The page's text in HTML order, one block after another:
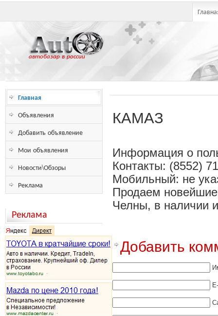
автобазар в россии
Главная
Объявления
Добавить объявление
Мои объявления
Новости\Обзоры
Реклама
Реклама
КАМАЗ
Информация о
Контакты: (8552)
Мобильный: не
Продаем
Челны, в наличии
Добавить